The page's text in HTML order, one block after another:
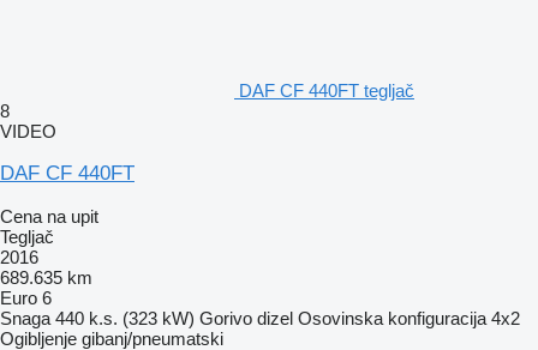
DAF CF 440FT tegljač
8
VIDEO
DAF CF 440FT
Cena na upit
Tegljač
2016
689.635 km
Euro 6
Snaga 440 k.s. (323 kW) Gorivo dizel Osovinska konfiguracija 4x2
Ogibljenje gibanj/pneumatski